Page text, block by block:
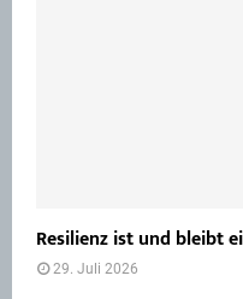
Resilienz ist und bleibt
29. Juli 2026